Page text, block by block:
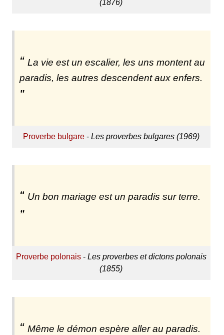
(1876)
La vie est un escalier, les uns montent au
paradis, les autres descendent aux enfers.
Proverbe bulgare- Les proverbes bulgares (1969)
Un bon mariage est un paradis sur terre.
Proverbe polonais- Les proverbes et dictons polonais
(1855)
Même le démon espère aller au paradis.